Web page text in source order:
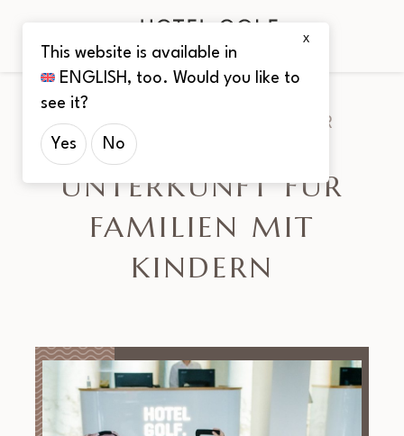
EIN RUHIGES UND PRAKTISCH
AUSGESTATTETES HOTEL FÜR
FAMILIEN MIT KINDERN
UNTERKUNFT FÜR
FAMILIEN MIT
KINDERN
X
This website is available in
ENGLISH , too. Would you like to
see it?
Yes No